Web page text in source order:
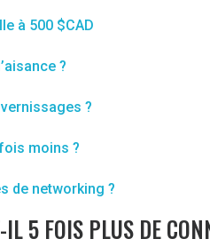
à 500 $CAD
?
?
moins ?
de networking ?
5 FOIS PLUS DE